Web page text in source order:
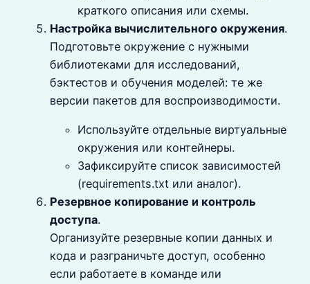
краткого описания или схемы.
Настройка вычислительного окружения.
Подготовьте окружение с нужными
библиотеками для исследований,
бэктестов и обучения моделей: те же
версии пакетов для воспроизводимости.
Используйте отдельные виртуальные
окружения или контейнеры.
Зафиксируйте список зависимостей
(requirements.txt или аналог).
Резервное копирование и контроль
доступа.
Организуйте резервные копии данных и
кода и разграничьте доступ, особенно
если работаете в команде или